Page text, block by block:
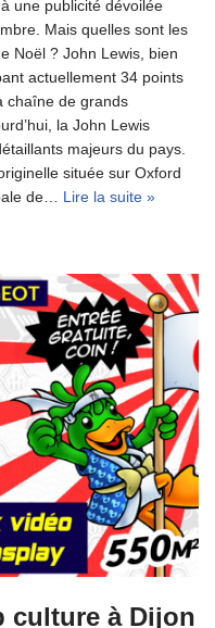
une publicité dévoilée
Mais quelles sont les
Noël ? John Lewis, bien
actuellement 34 points
chaîne de grands
la John Lewis
majeurs du pays.
située sur Oxford
de… Lire la suite »
culture à Dijon